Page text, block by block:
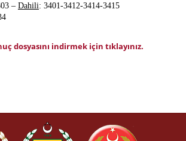
– Dahili: 3401-3412-3414-3415
dosyasını indirmek için tıklayınız.